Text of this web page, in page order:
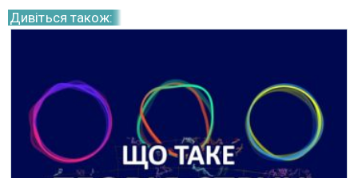
Дивіться також: